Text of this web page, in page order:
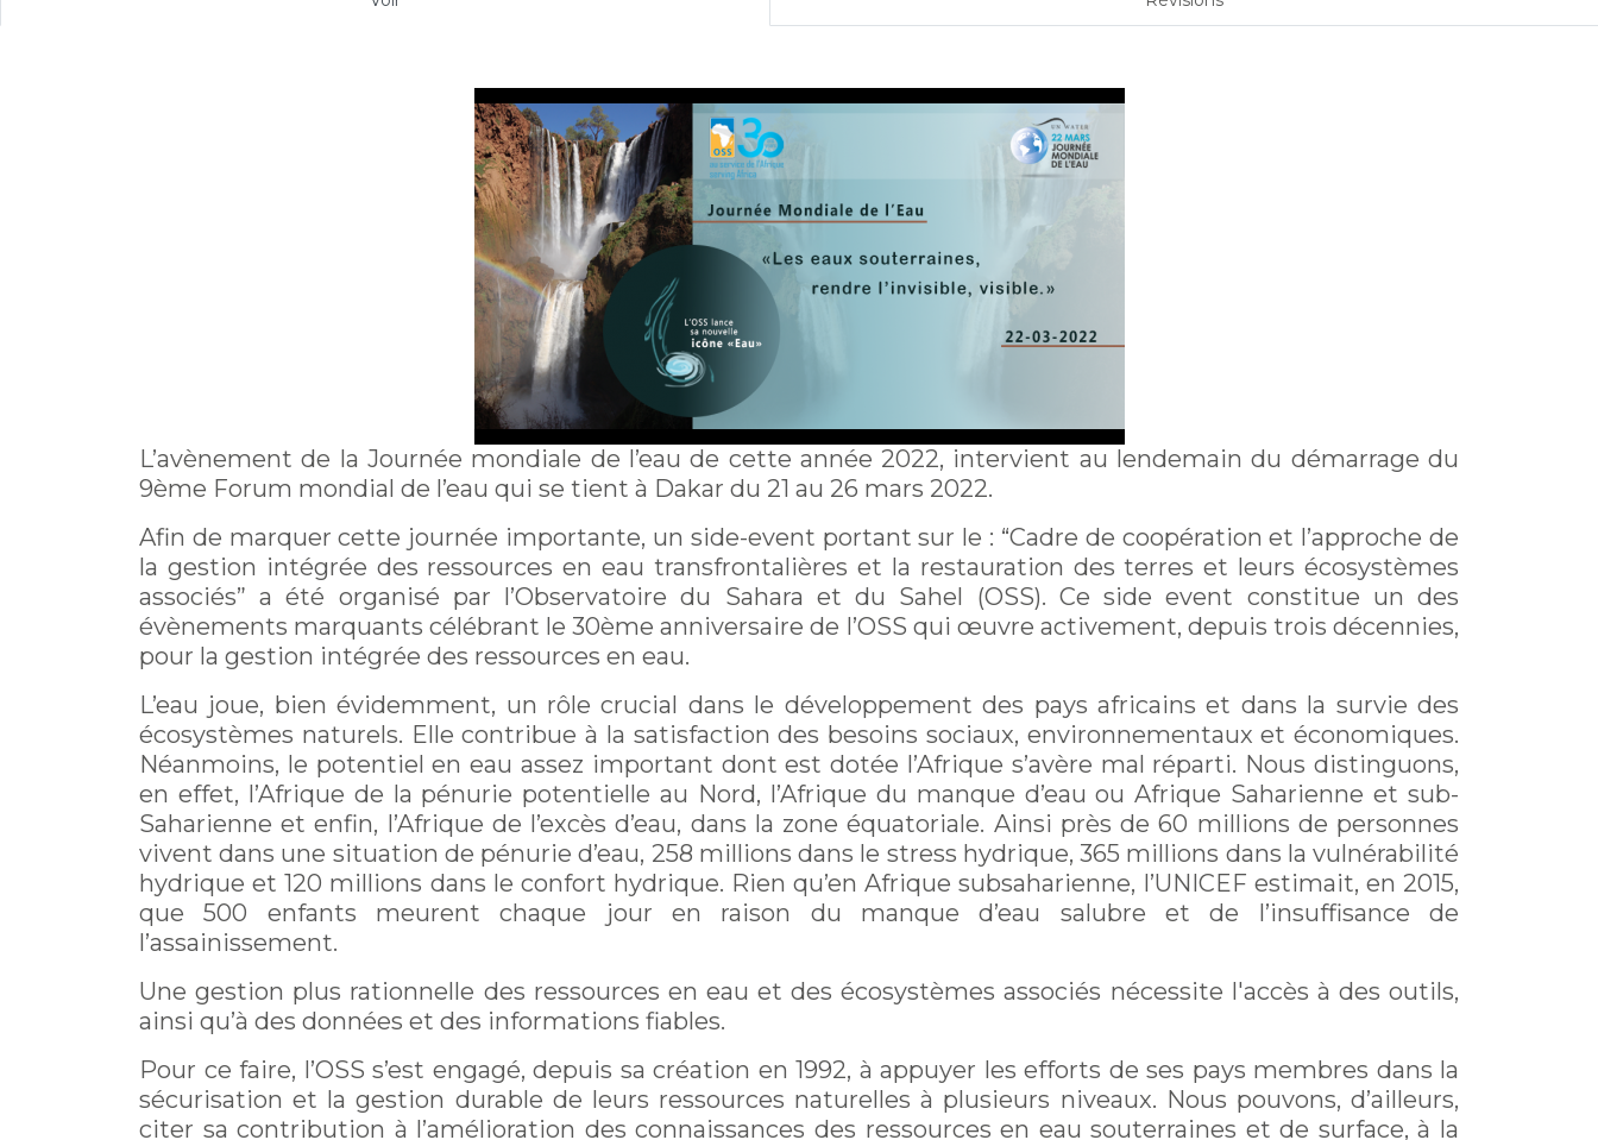
L’avènement de la Journée mondiale de l’eau de cette année 2022, intervient au lendemain du démarrage du
9ème Forum mondial de l’eau qui se tient à Dakar du 21 au 26 mars 2022.
Afin de marquer cette journée importante, un side-event portant sur le : “Cadre de coopération et l’approche de
la gestion intégrée des ressources en eau transfrontalières et la restauration des terres et leurs écosystèmes
associés” a été organisé par l’Observatoire du Sahara et du Sahel (OSS). Ce side event constitue un des
évènements marquants célébrant le 30ème anniversaire de l’OSS qui œuvre activement, depuis trois décennies,
pour la gestion intégrée des ressources en eau.
L’eau joue, bien évidemment, un rôle crucial dans le développement des pays africains et dans la survie des
écosystèmes naturels. Elle contribue à la satisfaction des besoins sociaux, environnementaux et économiques.
Néanmoins, le potentiel en eau assez important dont est dotée l’Afrique s’avère mal réparti. Nous distinguons,
en effet, l’Afrique de la pénurie potentielle au Nord, l’Afrique du manque d’eau ou Afrique Saharienne et sub-
Saharienne et enfin, l’Afrique de l’excès d’eau, dans la zone équatoriale. Ainsi près de 60 millions de personnes
vivent dans une situation de pénurie d’eau, 258 millions dans le stress hydrique, 365 millions dans la vulnérabilité
hydrique et 120 millions dans le confort hydrique. Rien qu’en Afrique subsaharienne, l’UNICEF estimait, en 2015,
que 500 enfants meurent chaque jour en raison du manque d’eau salubre et de l’insuffisance de
l’assainissement.
Une gestion plus rationnelle des ressources en eau et des écosystèmes associés nécessite l'accès à des outils,
ainsi qu’à des données et des informations fiables.
Pour ce faire, l’OSS s’est engagé, depuis sa création en 1992, à appuyer les efforts de ses pays membres dans la
sécurisation et la gestion durable de leurs ressources naturelles à plusieurs niveaux. Nous pouvons, d’ailleurs,
citer sa contribution à l’amélioration des connaissances des ressources en eau souterraines et de surface, à la